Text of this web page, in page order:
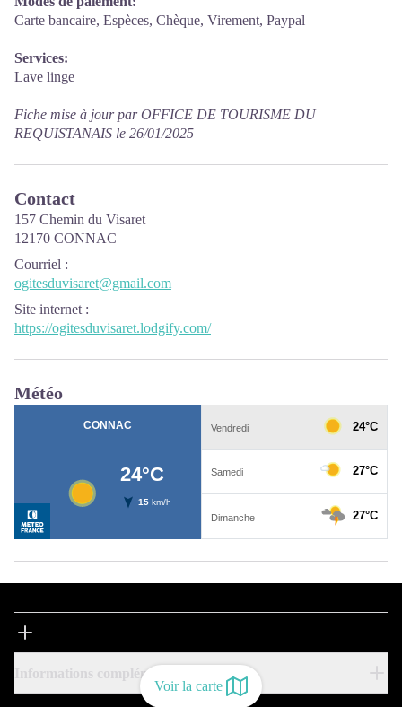
Voir la carte
Carte bancaire, Espèces, Chèque, Virement, Paypal
Services:
Lave linge
Fiche mise à jour par OFFICE DE TOURISME DU
REQUISTANAIS le 26/01/2025
Contact
157 Chemin du Visaret
12170 CONNAC
Courriel :
ogitesduvisaret@gmail.com
Site internet :
https://ogitesduvisaret.lodgify.com/
Météo
Informations complémentaires